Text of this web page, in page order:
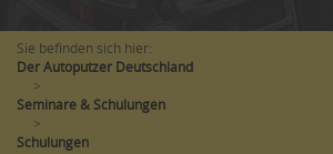
Sie befinden sich hier:
Der Autoputzer Deutschland
>
Seminare & Schulungen
>
Schulungen